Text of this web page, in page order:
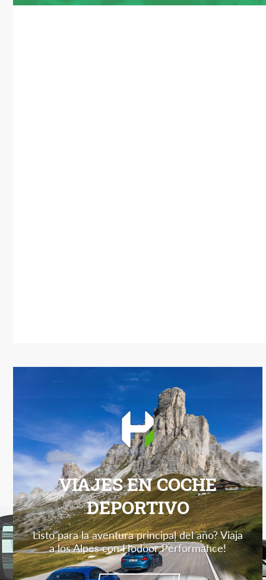
VIAJES EN COCHE
DEPORTIVO
Listo para la aventura principal del año? Viaja
a los Alpes con Hodoor Performance!